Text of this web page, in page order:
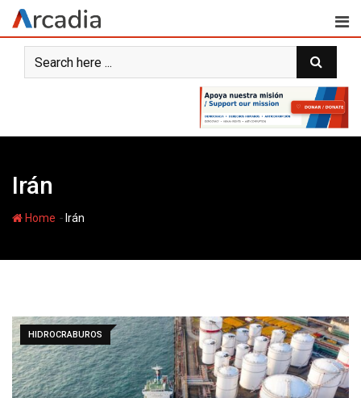
Skip
content
Irán
Home - Irán
HIDROCRABUROS